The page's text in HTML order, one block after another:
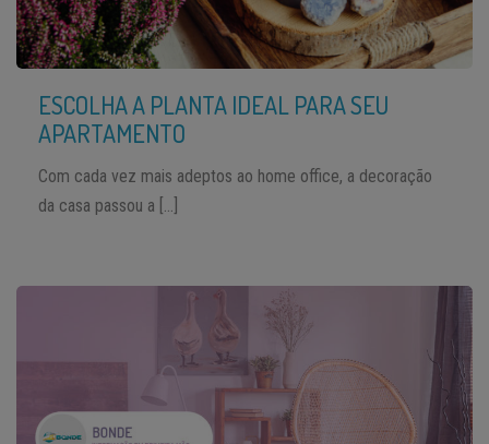
ESCOLHA A PLANTA IDEAL PARA SEU
APARTAMENTO
Com cada vez mais adeptos ao home office, a decoração
da casa passou a […]